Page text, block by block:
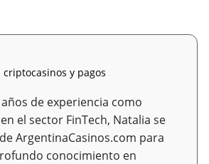
criptocasinos y pagos
de experiencia como
el sector FinTech, Natalia se
ArgentinaCasinos.com para
conocimiento en